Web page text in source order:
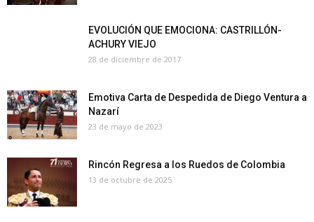
EVOLUCIÓN QUE EMOCIONA: CASTRILLÓN-
ACHURY VIEJO
28 de diciembre de 2017
Emotiva Carta de Despedida de Diego Ventura a
Nazarí
23 de mayo de 2023
Rincón Regresa a los Ruedos de Colombia
13 de octubre de 2025